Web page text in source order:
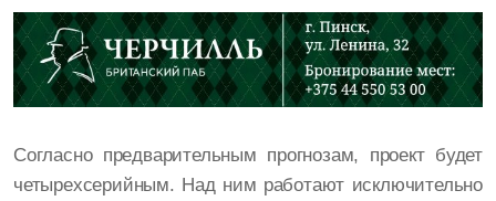
Согласно предварительным прогнозам, проект будет
четырехсерийным. Над ним работают исключительно